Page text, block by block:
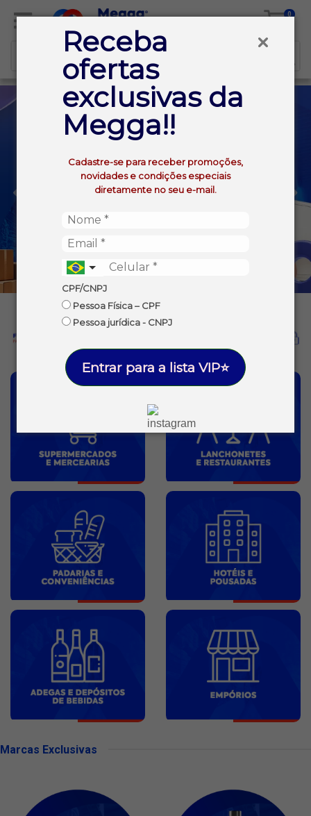
Receba
ofertas
exclusivas da
Megga!!
Cadastre-se para receber promoções,
novidades e condições especiais
diretamente no seu e-mail.
CPF/CNPJ
Pessoa Física – CPF
Pessoa jurídica - CNPJ
Entrar para a lista VIP⭐
0
Marcas Exclusivas